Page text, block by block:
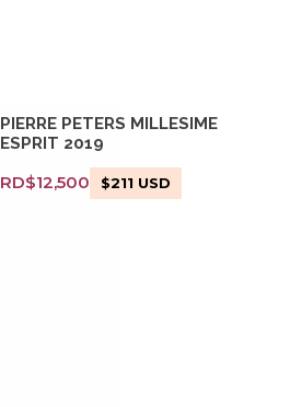
PIERRE PETERS MILLESIME
ESPRIT 2019
RD$12,500 $211 USD